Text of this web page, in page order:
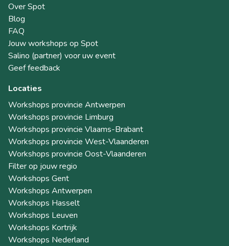
Over Spot
Blog
FAQ
Jouw workshops op Spot
Salino (partner) voor uw event
Geef feedback
Locaties
Workshops provincie Antwerpen
Workshops provincie Limburg
Workshops provincie Vlaams-Brabant
Workshops provincie West-Vlaanderen
Workshops provincie Oost-Vlaanderen
Filter op jouw regio
Workshops Gent
Workshops Antwerpen
Workshops Hasselt
Workshops Leuven
Workshops Kortrijk
Workshops Nederland